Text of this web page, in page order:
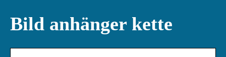
Bild anhänger kette